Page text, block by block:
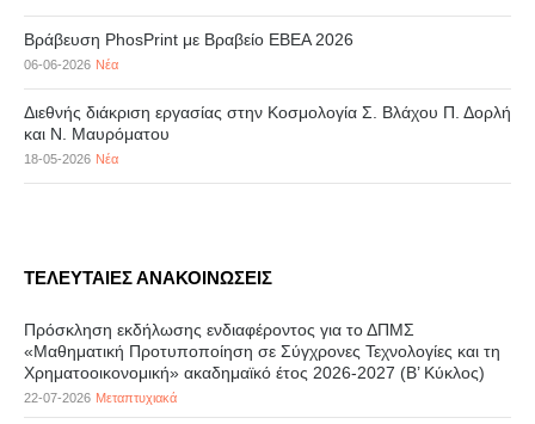
Βράβευση PhosPrint με Βραβείο ΕΒΕΑ 2026
06-06-2026 Νέα
Διεθνής διάκριση εργασίας στην Κοσμολογία Σ. Βλάχου Π. Δορλή
και Ν. Μαυρόματου
18-05-2026 Νέα
ΤΕΛΕΥΤΑΙΕΣ ΑΝΑΚΟΙΝΩΣΕΙΣ
Πρόσκληση εκδήλωσης ενδιαφέροντος για το ΔΠΜΣ
«Μαθηματική Προτυποποίηση σε Σύγχρονες Τεχνολογίες και τη
Χρηματοοικονομική» ακαδημαϊκό έτος 2026-2027 (B’ Kύκλος)
22-07-2026 Μεταπτυχιακά